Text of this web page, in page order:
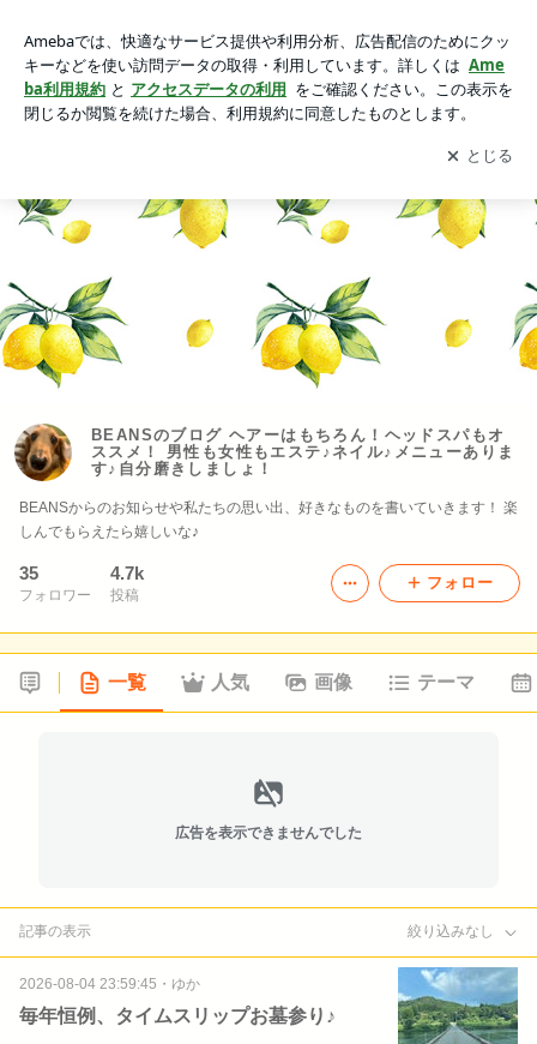
男性も女性もエステ♪ネイル♪メニューあります♪自分磨きしま
しょ！
アプリをダウンロードして ブログの更新通知
を受け取りまし
ょう。
開く
BEANSのブログ ヘアーはもちろん！ヘッドスパもオ
ススメ！ 男性も女性もエステ♪ネイル♪メニューありま
す♪自分磨きしましょ！
BEANSからのお知らせや私たちの思い出、好きなものを書いていきます！ 楽
しんでもらえたら嬉しいな♪
35
フォロワー
4.7k
投稿
フォロー
一覧 人気 画像 テーマ
広告を表示できませんでした
記事の表示 絞り込みなし
2026-08-04 23:59:45 ・ ゆか
毎年恒例、タイムスリップお墓参り♪